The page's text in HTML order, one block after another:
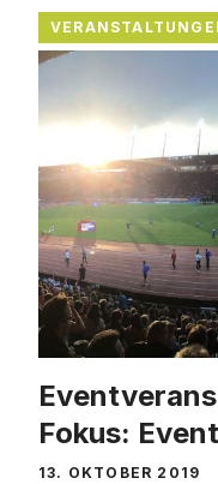
Fokus:
13. OKTOBER 2019